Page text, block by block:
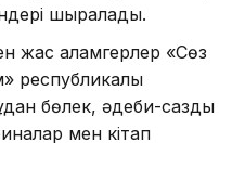
шырқалады.
жас қаламгерлер «Сөз
республикалық
бөлек, әдеби-сазды
мен кітап